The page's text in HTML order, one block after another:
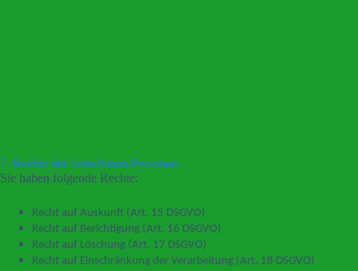
7. Rechte der betroffenen Personen
Sie haben folgende Rechte:
Recht auf Auskunft (Art. 15 DSGVO)
Recht auf Berichtigung (Art. 16 DSGVO)
Recht auf Löschung (Art. 17 DSGVO)
Recht auf Einschränkung der Verarbeitung (Art. 18 DSGVO)